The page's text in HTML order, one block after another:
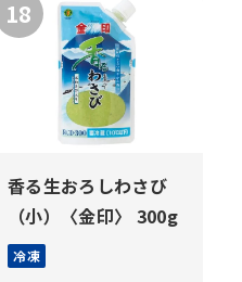
香る生おろしわさび
（小）〈金印〉 300g
冷凍